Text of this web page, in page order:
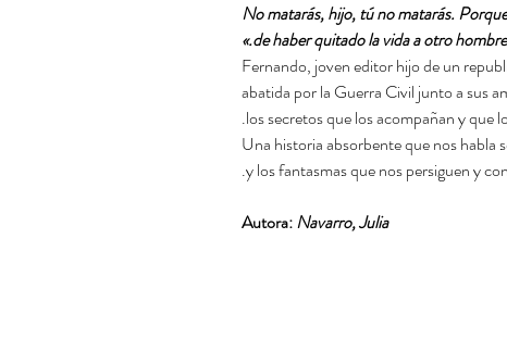
«No matarás, hijo, tú no matarás.
de haber quitado la vida a otro hombre.»
Fernando, joven editor hijo de un
abatida por la Guerra Civil junto a sus
los secretos que los acompañan y que
Una historia absorbente que nos habla
y los fantasmas que nos persiguen y
Autora:Navarro, Julia